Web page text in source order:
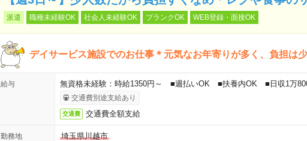
派遣 職種未経験OK 社会人未経験OK ブランクOK WEB登録・面接OK
デイサービス施設でのお仕事＊元気なお年寄りが多く、負担は少
給与 無資格未経験：時給1350円～ ■週払いOK ■扶養内OK ■日収1万
交通費別途支給あり
交通費 交通費全額支給
勤務地
埼玉県川越市